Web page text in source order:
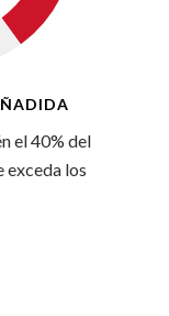
el 40% del
exceda los